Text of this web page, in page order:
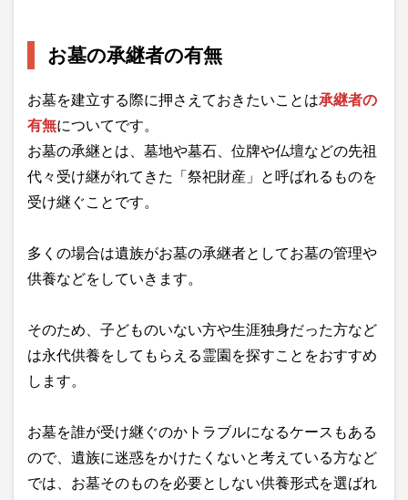
お墓の承継者の有無
お墓を建立する際に押さえておきたいことは承継者の
有無についてです。
お墓の承継とは、墓地や墓石、位牌や仏壇などの先祖
代々受け継がれてきた「祭祀財産」と呼ばれるものを
受け継ぐことです。
多くの場合は遺族がお墓の承継者としてお墓の管理や
供養などをしていきます。
そのため、子どものいない方や生涯独身だった方など
は永代供養をしてもらえる霊園を探すことをおすすめ
します。
お墓を誰が受け継ぐのかトラブルになるケースもある
ので、遺族に迷惑をかけたくないと考えている方など
では、お墓そのものを必要としない供養形式を選ばれ